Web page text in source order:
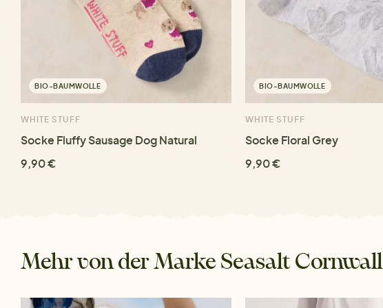
BIO-BAUMWOLLE
WHITE STUFF
Socke Fluffy Sausage Dog Natural
9,90 €
BIO-BAUMWOLLE
WHITE STUFF
Socke Floral Grey
9,90 €
Mehr von der Marke Seasalt Cornwall